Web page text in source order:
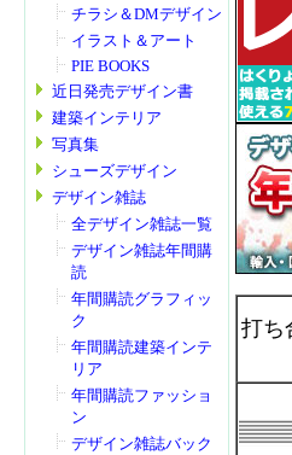
チラシ＆DMデザイン
イラスト＆アート
PIE BOOKS
近日発売デザイン書
建築インテリア
写真集
シューズデザイン
デザイン雑誌
全デザイン雑誌一覧
デザイン雑誌年間購
読
年間購読グラフィッ
ク
年間購読建築インテ
リア
年間購読ファッショ
ン
デザイン雑誌バック
打ち